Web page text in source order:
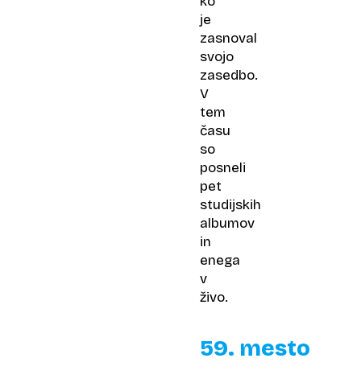
je
zasnoval
svojo
zasedbo.
V
tem
času
so
posneli
pet
studijskih
albumov
in
enega
v
živo.
59. mesto